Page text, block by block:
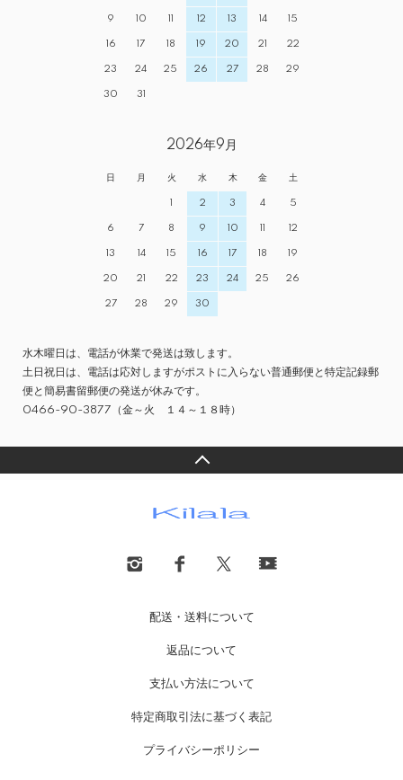
9 10 11 12 13 14 15
16 17 18 19 20 21 22
23 24 25 26 27 28 29
30 31
2026年9月
日 月 火 水 木 金 土
1 2 3 4 5
6 7 8 9 10 11 12
13 14 15 16 17 18 19
20 21 22 23 24 25 26
27 28 29 30
水木曜日は、電話が休業で発送は致します。
土日祝日は、電話は応対しますがポストに入らない普通郵便と特定記録郵
便と簡易書留郵便の発送が休みです。
0466-90-3877（金～火 １４～１８時）
配送・送料について
返品について
支払い方法について
特定商取引法に基づく表記
プライバシーポリシー